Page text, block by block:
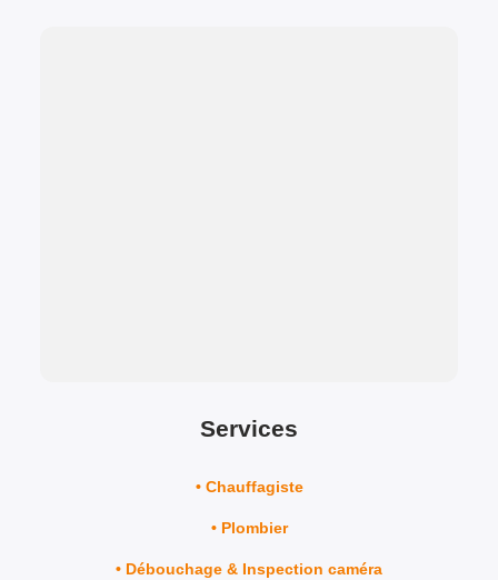
Services
• Chauffagiste
• Plombier
• Débouchage & Inspection caméra